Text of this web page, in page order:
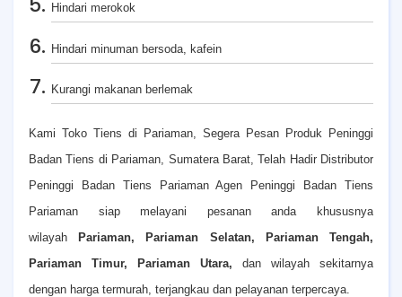
Hindari merokok
Hindari minuman bersoda, kafein
Kurangi makanan berlemak
Kami Toko Tiens di Pariaman, Segera Pesan Produk Peninggi
Badan Tiens di Pariaman, Sumatera Barat, Telah Hadir Distributor
Peninggi Badan Tiens Pariaman Agen Peninggi Badan Tiens
Pariaman siap melayani pesanan anda khususnya
wilayah
Pariaman, Pariaman Selatan, Pariaman Tengah,
Pariaman Timur, Pariaman Utara,
dan wilayah sekitarnya
dengan harga termurah, terjangkau dan pelayanan terpercaya.